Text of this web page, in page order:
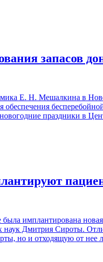
запасов
Е. Н. Мешалкина в
праздники в
имплантирована
Дмитрия Сироты.
но и отходящую от